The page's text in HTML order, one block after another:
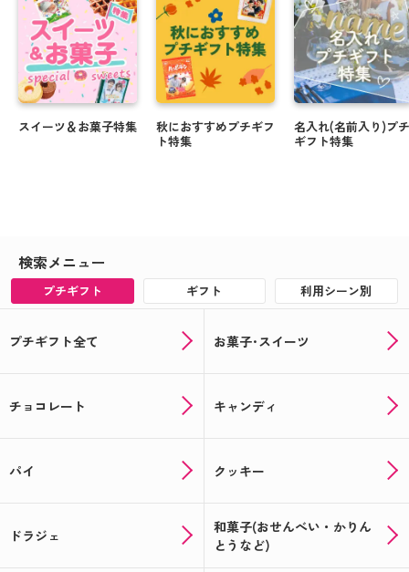
スイーツ＆お菓子特集
秋におすすめプチギフ
ト特集
名入れ(名前入り)プチ
ギフト特集
検索メニュー
プチギフト ギフト 利用シーン別
プチギフト全て お菓子･スイーツ
チョコレート キャンディ
パイ クッキー
ドラジェ
和菓子(おせんべい・かりん
とうなど)